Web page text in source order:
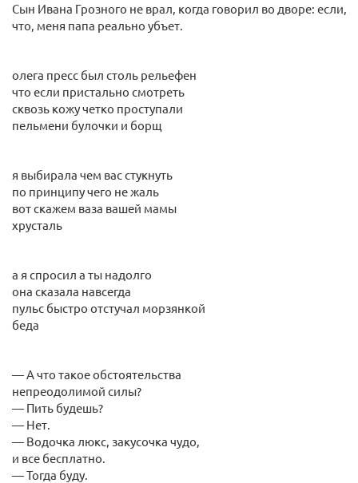
Сын Ивана Грозного не врал, когда говорил во дворе: если,
что, меня папа реально убъет.
олега пресс был столь рельефен
что если пристально смотреть
сквозь кожу четко проступали
пельмени булочки и борщ
я выбирала чем вас стукнуть
по принципу чего не жаль
вот скажем ваза вашей мамы
хрусталь
а я спросил а ты надолго
она сказала навсегда
пульс быстро отстучал морзянкой
беда
— А что такое обстоятельства
непреодолимой силы?
— Пить будешь?
— Нет.
— Водочка люкс, закусочка чудо,
и все бесплатно.
— Тогда буду.